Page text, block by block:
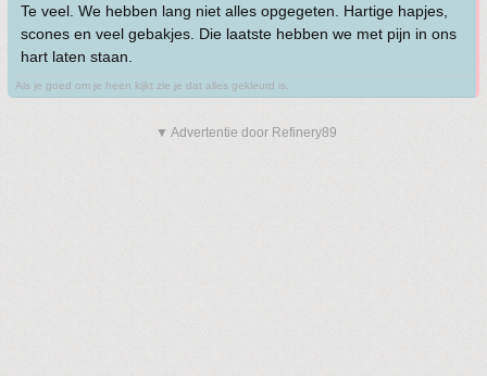
Te veel. We hebben lang niet alles opgegeten. Hartige hapjes,
scones en veel gebakjes. Die laatste hebben we met pijn in ons
hart laten staan.
Als je goed om je heen kijkt zie je dat alles gekleurd is.
▼ Advertentie door Refinery89